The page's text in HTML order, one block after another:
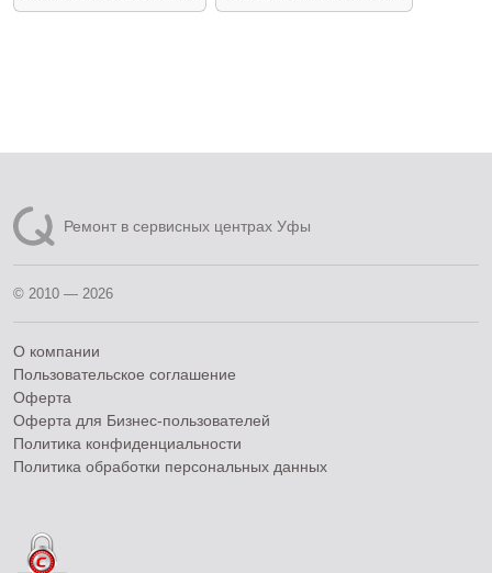
Ремонт в сервисных центрах Уфы
© 2010 — 2026
О компании
Пользовательское соглашение
Оферта
Оферта для Бизнес-пользователей
Политика конфиденциальности
Политика обработки персональных данных